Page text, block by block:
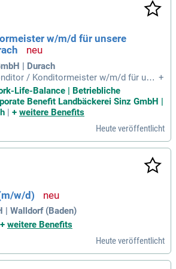
wertvoller Teamplayer. Ihre Leidensc
Handwerk motiviert sowohl Sie als
w/m/d für unsere
| Durach
/ Konditormeister w/m/d für uns
in Durach. Profitiere von einer fairen
und Weihnachtsgeld umfasst, sowie
Work-Life-Balance mit 30 Tagen Ur
bieten wir flexible Arbeitszeiten inklusi
Überstunden. Unsere Mitarbeiter ge
und eine kostenlose Ber
In einem familiären Tea
Einarbeitung und interne Weiter
Werde Teil unserer kreativen Produk
und gestalte gemeinsam mit uns h
+
Life-Balance | Betriebliche
Benefit Landbäckerei Sinz GmbH |
| + weitere Benefits
Heute veröffentlicht
w/d)
| Walldorf (Baden)
+ weitere Benefits
Heute veröffentlicht